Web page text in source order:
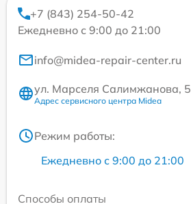
+7 (843) 254-50-42
Ежедневно с 9:00 до 21:00
info@midea-repair-center.ru
ул. Марселя Салимжанова, 5
Адрес сервисного центра Midea
Режим работы:
Ежедневно с 9:00 до 21:00
Способы оплаты